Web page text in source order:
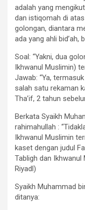
adalah yang
dan istiqomah di
golongan, diantara
ada yang ahli bid’ah,
Soal: “Yakni, dua
Ikhwanul Muslimin)
Jawab: “Ya,
salah satu rekaman
Tha’if, 2 tahun
Berkata Syaikh
rahimahullah :
Ikhwanul Muslimin
kaset dengan judul
Tabligh dan Ikhwanul
Riyadl)
Syaikh Muhammad
ditanya: